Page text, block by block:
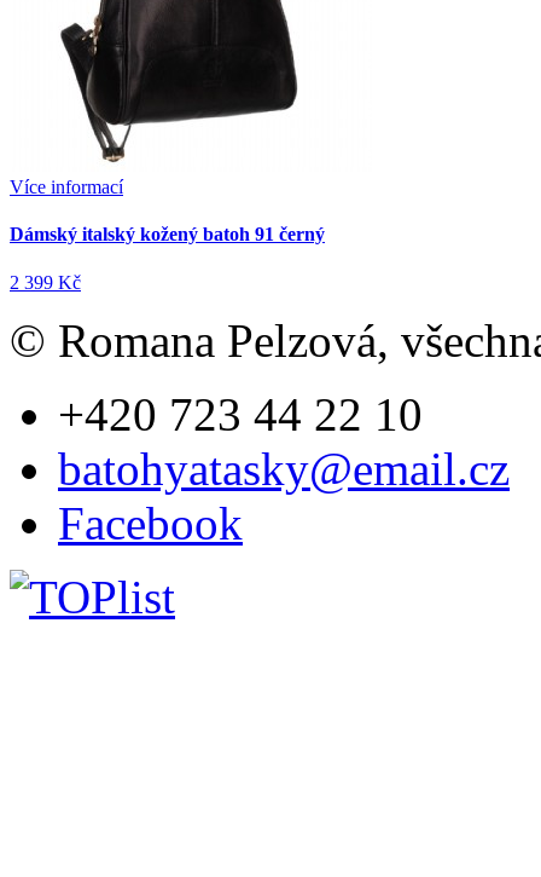
Více informací
Dámský italský kožený batoh 91 černý
2 399 Kč
© Romana Pelzová,
+420 723 44 22 10
batohyatasky@email.cz
Facebook